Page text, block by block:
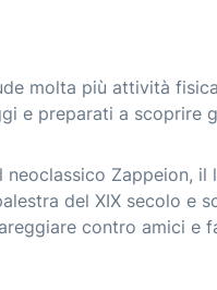
molta più attività
e preparati a scoprire
neoclassico Zappeion,
del XIX secolo e
contro amici e